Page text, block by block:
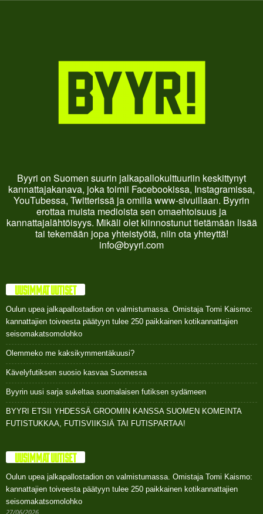
Byyri on Suomen suurin jalkapallokulttuuriin keskittynyt
kannattajakanava, joka toimii Facebookissa, Instagramissa,
YouTubessa, Twitterissä ja omilla www-sivuillaan. Byyrin
erottaa muista medioista sen omaehtoisuus ja
kannattajalähtöisyys. Mikäli olet kiinnostunut tietämään lisää
tai tekemään jopa yhteistyötä, niin ota yhteyttä!
info@byyri.com
UUSIMMAT UUTISET
Oulun upea jalkapallostadion on valmistumassa. Omistaja Tomi Kaismo:
kannattajien toiveesta päätyyn tulee 250 paikkainen kotikannattajien
seisomakatsomolohko
Olemmeko me kaksikymmentäkuusi?
Kävelyfutiksen suosio kasvaa Suomessa
Byyrin uusi sarja sukeltaa suomalaisen futiksen sydämeen
BYYRI ETSII YHDESSÄ GROOMIN KANSSA SUOMEN KOMEINTA
FUTISTUKKAA, FUTISVIIKSIÄ TAI FUTISPARTAA!
UUSIMMAT UUTISET
Oulun upea jalkapallostadion on valmistumassa. Omistaja Tomi Kaismo:
kannattajien toiveesta päätyyn tulee 250 paikkainen kotikannattajien
seisomakatsomolohko
27/06/2026